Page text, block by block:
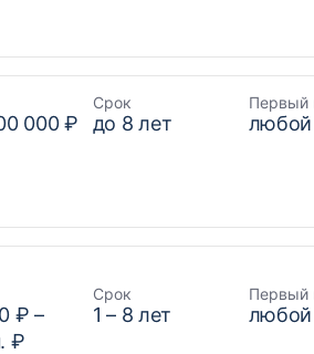
000 ₽
Срок
до 8 лет
Первый
любой
₽ –
₽
Срок
1 – 8 лет
Первый
любой